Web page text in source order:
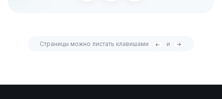
Страницы можно листать клавишами и